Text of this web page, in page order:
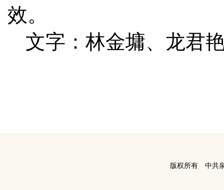
效。
文字：林金墉、龙君
版权所有 中共